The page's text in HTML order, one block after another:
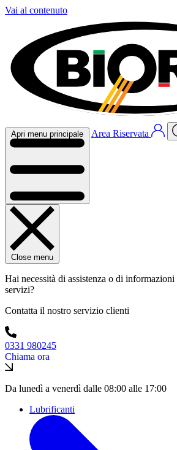
Vai al contenuto
Apri menu principale Area Riservata
Close menu
Hai necessità di assistenza o di
servizi?
Contatta il nostro servizio clienti
0331 980245
Chiama ora
Da lunedì a venerdì dalle 08:00 alle 17:00
Lubrificanti